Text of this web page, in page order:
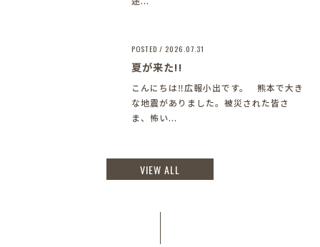
POSTED / 2026.07.31
夏が来た!!
こんにちは‼︎広報小出です。 熊本で大き
な地震がありました。被災された皆さ
ま、怖い...
VIEW ALL